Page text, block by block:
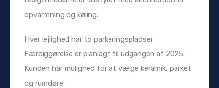
opvarmning og køling.
Hver lejlighed har to parkeringspladser.
Færdiggørelse er planlagt til udgangen af ​​2025.
Kunden har mulighed for at vælge keramik, parket
og rumdøre.